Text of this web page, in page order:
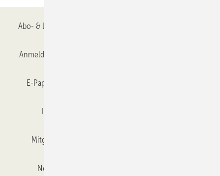
Abo- & Leserservice
Anmelden
E-Paper
Mitgliedschaften und Engagement
Newsletter